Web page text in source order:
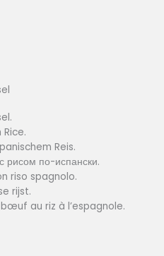
Reis.
рисом по-испански.
riso spagnolo.
rijst.
au riz à l’espagnole.